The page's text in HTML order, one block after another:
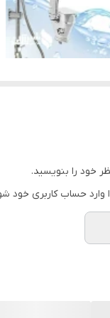
خود را بنویسید.
وارد حساب کاربری خود